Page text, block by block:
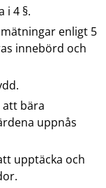
i 4 §.
enligt 5
innebörd och
bära
uppnås
upptäcka och